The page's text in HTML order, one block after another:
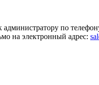
по
на электронный адрес: